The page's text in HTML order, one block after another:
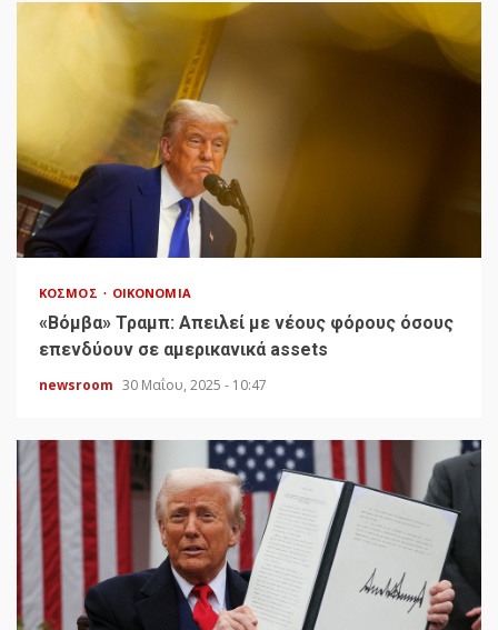
ΚΌΣΜΟΣ ΟΙΚΟΝΟΜΊΑ
«Bόμβα» Τραμπ: Απειλεί με νέους φόρους όσους
επενδύουν σε αμερικανικά assets
newsroom 30 Μαΐου, 2025 - 10:47